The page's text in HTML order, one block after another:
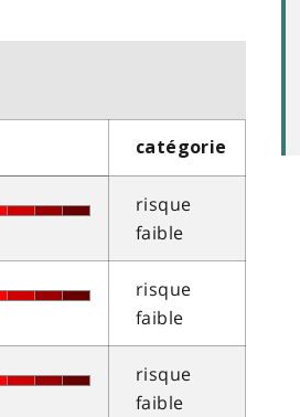
catégorie
risque
faible
risque
faible
risque
faible